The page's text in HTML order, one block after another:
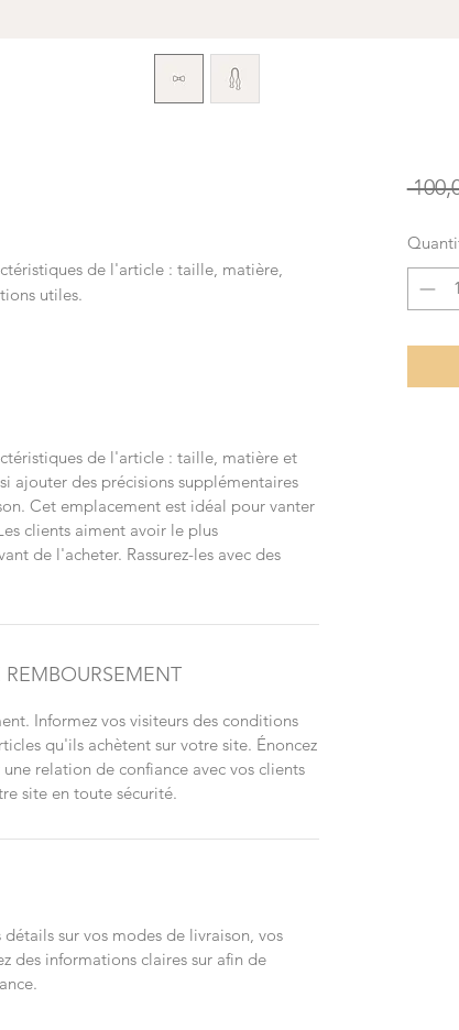
de l'article : taille, matière,
utiles.
de l'article : taille, matière et
ajouter des précisions supplémentaires
Cet emplacement est idéal pour vanter
clients aiment avoir le plus
de l'acheter. Rassurez-les avec des
Informez vos visiteurs des conditions
qu'ils achètent sur votre site. Énoncez
relation de confiance avec vos clients
site en toute sécurité.
sur vos modes de livraison, vos
des informations claires sur afin de